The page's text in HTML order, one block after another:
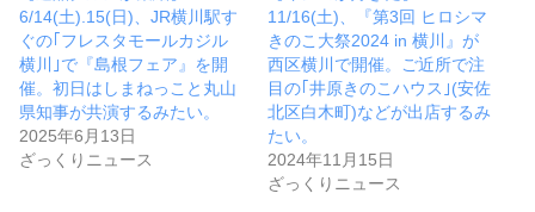
6/14(土).15(日)、JR横川駅す
ぐの｢フレスタモールカジル
横川｣で『島根フェア』を開
催。初日はしまねっこと丸山
県知事が共演するみたい。
2025年6月13日
ざっくりニュース
11/16(土)、『第3回 ヒロシマ
きのこ大祭2024 in 横川』が
西区横川で開催。ご近所で注
目の｢井原きのこハウス｣(安佐
北区白木町)などが出店するみ
たい。
2024年11月15日
ざっくりニュース